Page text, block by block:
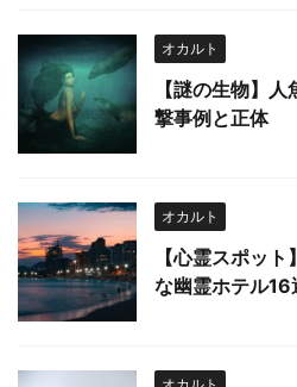
オカルト
【謎の生物】
撃事例と正体
オカルト
【心霊スポッ
な幽霊ホテル16